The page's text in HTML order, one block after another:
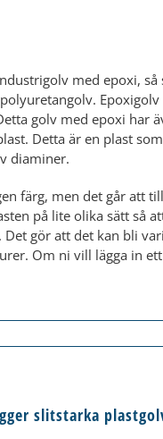
med epoxi,
golv med epoxi har
Detta är en plast
diaminer.
färg, men det går att
på lite olika sätt så
gör att det kan bli
Om ni vill lägga in
slitstarka